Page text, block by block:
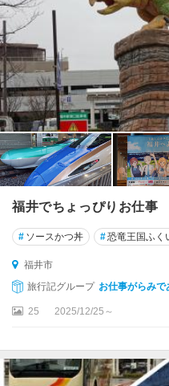
福井でちょっぴりお仕事
# ソースかつ丼 #恐竜王国ふく
福井市
旅行記グループ お仕事がらみで
25 2025/12/25～